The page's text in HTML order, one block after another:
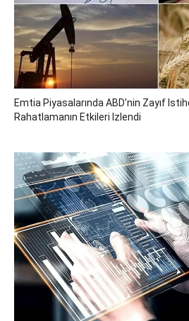
Emtia Piyasalarında ABD'nin Zayıf
Rahatlamanın Etkileri Izlendi